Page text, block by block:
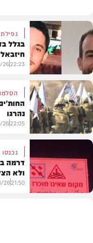
צבא וביטחון
בגלל
22:23
26
בעולם
נהרגו
22:05
26
דרמה
ולא
21:50
26